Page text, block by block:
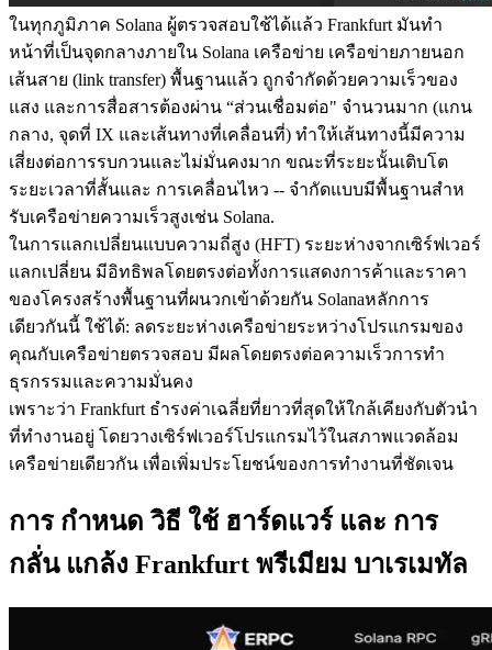
ในทุกภูมิภาค Solana ผู้ตรวจสอบใช้ได้แล้ว Frankfurt มันทํา
หน้าที่เป็นจุดกลางภายใน Solana เครือข่าย เครือข่ายภายนอก
เส้นสาย (link transfer) พื้นฐานแล้ว ถูกจํากัดด้วยความเร็วของ
แสง และการสื่อสารต้องผ่าน “ส่วนเชื่อมต่อ" จํานวนมาก (แกน
กลาง, จุดที่ IX และเส้นทางที่เคลื่อนที่) ทําให้เส้นทางนี้มีความ
เสี่ยงต่อการรบกวนและไม่มั่นคงมาก ขณะที่ระยะนั้นเติบโต
ระยะเวลาที่สั้นและ การเคลื่อนไหว -- จํากัดแบบมีพื้นฐานสําห
รับเครือข่ายความเร็วสูงเช่น Solana.
ในการแลกเปลี่ยนแบบความถี่สูง (HFT) ระยะห่างจากเซิร์ฟเวอร์
แลกเปลี่ยน มีอิทธิพลโดยตรงต่อทั้งการแสดงการค้าและราคา
ของโครงสร้างพื้นฐานที่ผนวกเข้าด้วยกัน Solanaหลักการ
เดียวกันนี้ ใช้ได้: ลดระยะห่างเครือข่ายระหว่างโปรแกรมของ
คุณกับเครือข่ายตรวจสอบ มีผลโดยตรงต่อความเร็วการทํา
ธุรกรรมและความมั่นคง
เพราะว่า Frankfurt ธํารงค่าเฉลี่ยที่ยาวที่สุดให้ใกล้เคียงกับตัวนํา
ที่ทํางานอยู่ โดยวางเซิร์ฟเวอร์โปรแกรมไว้ในสภาพแวดล้อม
เครือข่ายเดียวกัน เพื่อเพิ่มประโยชน์ของการทํางานที่ชัดเจน
การ กําหนด วิธี ใช้ ฮาร์ดแวร์ และ การ
กลั่น แกล้ง Frankfurt พรีเมียม บาเรเมทัล